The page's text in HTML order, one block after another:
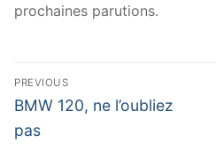
prochaines parutions.
Navigation
de
l’article
PREVIOUS
Previous
post:
BMW 120, ne l’oubliez
pas